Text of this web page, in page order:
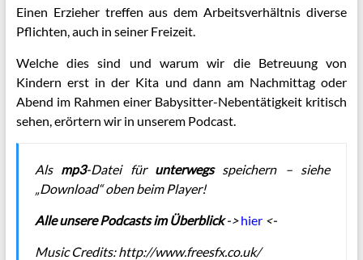
Einen Erzieher treffen aus dem Arbeitsverhältnis diverse
Pflichten, auch in seiner Freizeit.
Welche dies sind und warum wir die Betreuung von
Kindern erst in der Kita und dann am Nachmittag oder
Abend im Rahmen einer Babysitter-Nebentätigkeit kritisch
sehen, erörtern wir in unserem Podcast.
Als mp3-Datei für unterwegsspeichern – siehe
„Download“ oben beim Player!
Alle unsere Podcasts im Überblick-> hier<-
Music Credits:http://www.freesfx.co.uk/